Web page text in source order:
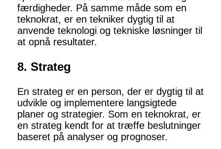
færdigheder. På samme måde som en
teknokrat, er en tekniker dygtig til at
anvende teknologi og tekniske løsninger til
at opnå resultater.
8. Strateg
En strateg er en person, der er dygtig til at
udvikle og implementere langsigtede
planer og strategier. Som en teknokrat, er
en strateg kendt for at træffe beslutninger
baseret på analyser og prognoser.